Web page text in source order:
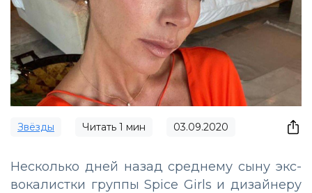
Звёзды Читать 1 мин 03.09.2020
Несколько дней назад среднему сыну экс-
вокалистки группы Spice Girls и дизайнеру